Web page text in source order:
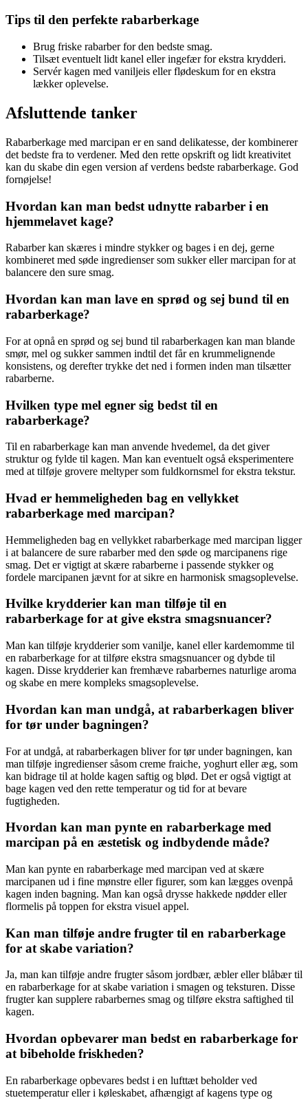
Tips til den perfekte rabarberkage
Brug friske rabarber for den bedste smag.
Tilsæt eventuelt lidt kanel eller ingefær for ekstra krydderi.
Servér kagen med vaniljeis eller flødeskum for en ekstra
lækker oplevelse.
Afsluttende tanker
Rabarberkage med marcipan er en sand delikatesse, der kombinerer
det bedste fra to verdener. Med den rette opskrift og lidt kreativitet
kan du skabe din egen version af verdens bedste rabarberkage. God
fornøjelse!
Hvordan kan man bedst udnytte rabarber i en
hjemmelavet kage?
Rabarber kan skæres i mindre stykker og bages i en dej, gerne
kombineret med søde ingredienser som sukker eller marcipan for at
balancere den sure smag.
Hvordan kan man lave en sprød og sej bund til en
rabarberkage?
For at opnå en sprød og sej bund til rabarberkagen kan man blande
smør, mel og sukker sammen indtil det får en krummelignende
konsistens, og derefter trykke det ned i formen inden man tilsætter
rabarberne.
Hvilken type mel egner sig bedst til en
rabarberkage?
Til en rabarberkage kan man anvende hvedemel, da det giver
struktur og fylde til kagen. Man kan eventuelt også eksperimentere
med at tilføje grovere meltyper som fuldkornsmel for ekstra tekstur.
Hvad er hemmeligheden bag en vellykket
rabarberkage med marcipan?
Hemmeligheden bag en vellykket rabarberkage med marcipan ligger
i at balancere de sure rabarber med den søde og marcipanens rige
smag. Det er vigtigt at skære rabarberne i passende stykker og
fordele marcipanen jævnt for at sikre en harmonisk smagsoplevelse.
Hvilke krydderier kan man tilføje til en
rabarberkage for at give ekstra smagsnuancer?
Man kan tilføje krydderier som vanilje, kanel eller kardemomme til
en rabarberkage for at tilføre ekstra smagsnuancer og dybde til
kagen. Disse krydderier kan fremhæve rabarbernes naturlige aroma
og skabe en mere kompleks smagsoplevelse.
Hvordan kan man undgå, at rabarberkagen bliver
for tør under bagningen?
For at undgå, at rabarberkagen bliver for tør under bagningen, kan
man tilføje ingredienser såsom creme fraiche, yoghurt eller æg, som
kan bidrage til at holde kagen saftig og blød. Det er også vigtigt at
bage kagen ved den rette temperatur og tid for at bevare
fugtigheden.
Hvordan kan man pynte en rabarberkage med
marcipan på en æstetisk og indbydende måde?
Man kan pynte en rabarberkage med marcipan ved at skære
marcipanen ud i fine mønstre eller figurer, som kan lægges ovenpå
kagen inden bagning. Man kan også drysse hakkede nødder eller
flormelis på toppen for ekstra visuel appel.
Kan man tilføje andre frugter til en rabarberkage
for at skabe variation?
Ja, man kan tilføje andre frugter såsom jordbær, æbler eller blåbær til
en rabarberkage for at skabe variation i smagen og teksturen. Disse
frugter kan supplere rabarbernes smag og tilføre ekstra saftighed til
kagen.
Hvordan opbevarer man bedst en rabarberkage for
at bibeholde friskheden?
En rabarberkage opbevares bedst i en lufttæt beholder ved
stuetemperatur eller i køleskabet, afhængigt af kagens type og